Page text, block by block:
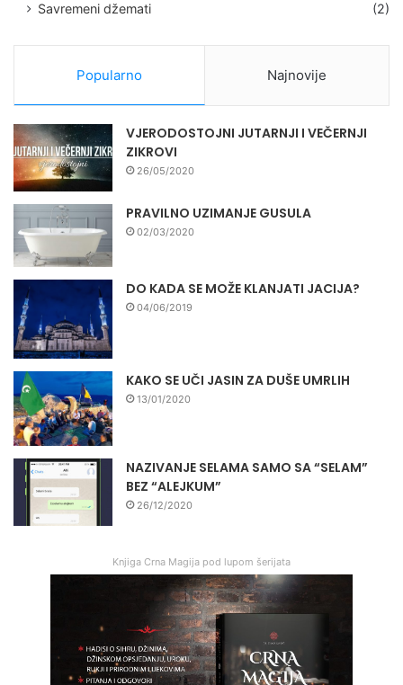
Savremeni džemati
(2)
Popularno Najnovije
VJERODOSTOJNI JUTARNJI I VEČERNJI
ZIKROVI
26/05/2020
PRAVILNO UZIMANJE GUSULA
02/03/2020
DO KADA SE MOŽE KLANJATI JACIJA?
04/06/2019
KAKO SE UČI JASIN ZA DUŠE UMRLIH
13/01/2020
NAZIVANJE SELAMA SAMO SA “SELAM”
BEZ “ALEJKUM”
26/12/2020
Knjiga Crna Magija pod lupom šerijata